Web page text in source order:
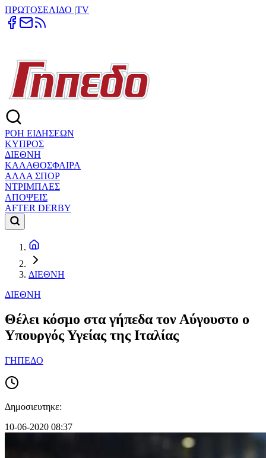
ΠΡΩΤΟΣΕΛΙΔΟ |TV
ΡΟΗ ΕΙΔΗΣΕΩΝ
ΚΥΠΡΟΣ
ΔΙΕΘΝΗ
ΚΑΛΑΘΟΣΦΑΙΡΑ
ΑΛΛΑ ΣΠΟΡ
ΝΤΡΙΜΠΛΕΣ
ΑΠΟΨΕΙΣ
AFTER DERBY
ΔΙΕΘΝΗ
ΔΙΕΘΝΗ
Θέλει κόσμο στα γήπεδα τον Αύγουστο ο
Υπουργός Υγείας της Ιταλίας
ΓΗΠΕΔΟ
Δημοσιευτηκε:
10-06-2020 08:37